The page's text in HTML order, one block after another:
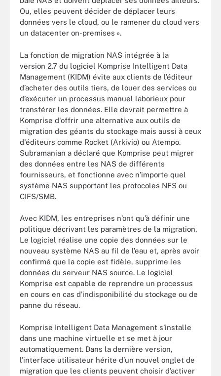
Ou, elles peuvent décider de déplacer leurs
données vers le cloud, ou le ramener du cloud vers
un datacenter on-premises ».
La fonction de migration NAS intégrée à la
version 2.7 du logiciel Komprise Intelligent Data
Management (KIDM) évite aux clients de l’éditeur
d’acheter des outils tiers, de louer des services ou
d’exécuter un processus manuel laborieux pour
transférer les données. Elle devrait permettre à
Komprise d'offrir une alternative aux outils de
migration des géants du stockage mais aussi à ceux
d'éditeurs comme Rocket (Arkivio) ou Atempo.
Subramanian a déclaré que Komprise peut migrer
des données entre les NAS de différents
fournisseurs, et fonctionne avec n’importe quel
système NAS supportant les protocoles NFS ou
CIFS/SMB.
Avec KIDM, les entreprises n’ont qu’à définir une
politique décrivant les paramètres de la migration.
Le logiciel réalise une copie des données sur le
nouveau système NAS au fil de l’eau et, après avoir
confirmé que la copie est fidèle, supprime les
données du serveur NAS source. Le logiciel
Komprise est capable de reprendre un processus
en cours en cas d’indisponibilité du stockage ou de
panne du réseau.
Komprise Intelligent Data Management s’installe
dans une machine virtuelle et se met à jour
automatiquement. Dans la dernière version,
l’interface utilisateur hérite d’un nouvel onglet de
migration que les clients peuvent choisir d’activer